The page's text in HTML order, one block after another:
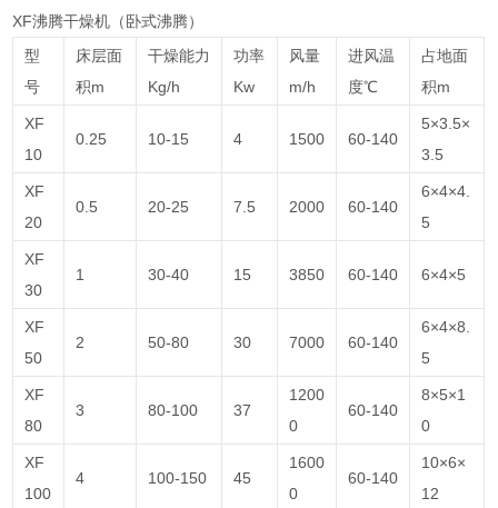
XF沸腾干燥机（卧式沸腾）
型
号
床层面
积m
干燥能力
Kg/h
功率
Kw
风量
m/h
进风温
度℃
占地面
积m
XF
10
0.25 10-15 4 1500 60-140
5×3.5×
3.5
XF
20
0.5 20-25 7.5 2000 60-140
6×4×4.
5
XF
30
1 30-40 15 3850 60-140 6×4×5
XF
50
2 50-80 30 7000 60-140
6×4×8.
5
XF
80
3 80-100 37
1200
0
60-140
8×5×1
0
XF
100
4 100-150 45
1600
0
60-140
10×6×
12